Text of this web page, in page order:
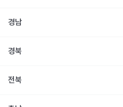
경남
경북
전북